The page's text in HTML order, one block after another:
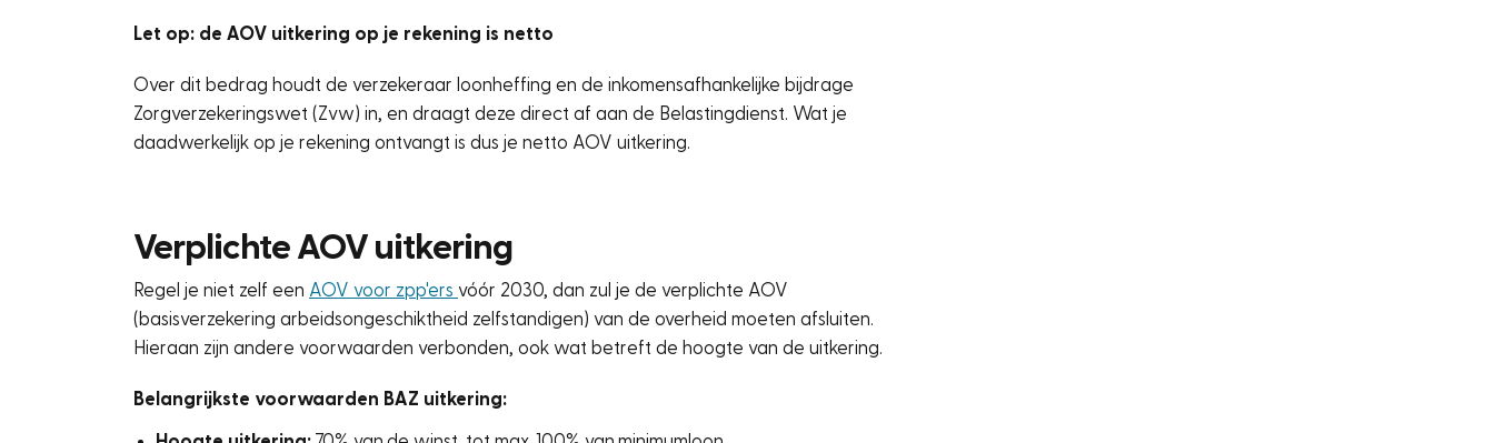
Let op: de AOV uitkering op je rekening is netto
Over dit bedrag houdt de verzekeraar loonheffing en de inkomensafhankelijke bijdrage
Zorgverzekeringswet (Zvw) in, en draagt deze direct af aan de Belastingdienst. Wat je
daadwerkelijk op je rekening ontvangt is dus je netto AOV uitkering.
Verplichte AOV uitkering
Regel je niet zelf een AOV voor zpp'ers vóór 2030, dan zul je de verplichte AOV
( basisverzekering arbeidsongeschiktheid zelfstandigen) van de overheid moeten afsluiten.
Hieraan zijn andere voorwaarden verbonden, ook wat betreft de hoogte van de uitkering.
Belangrijkste voorwaarden BAZ uitkering: